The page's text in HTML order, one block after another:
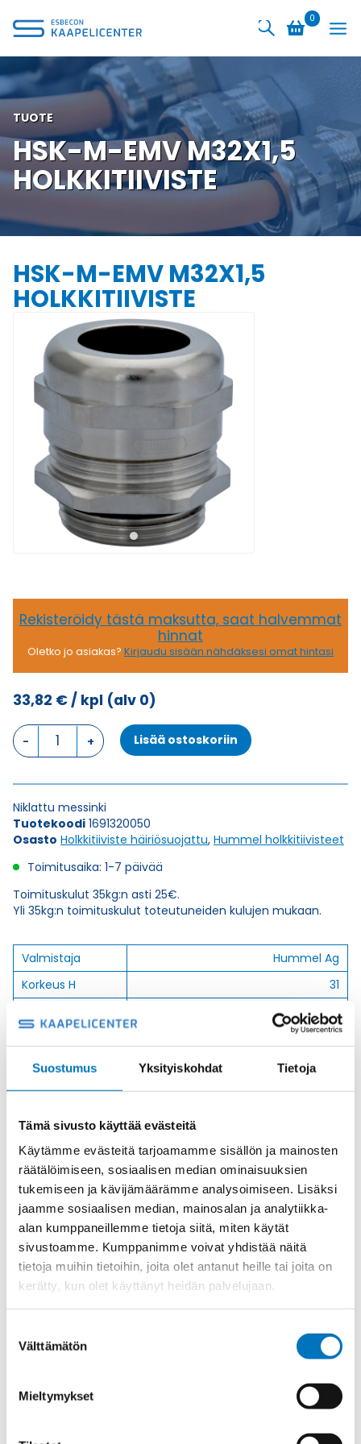
Suostumus Yksityiskohdat Tietoja
Tämä sivusto käyttää evästeitä
Käytämme evästeitä tarjoamamme sisällön ja mainosten
räätälöimiseen, sosiaalisen median ominaisuuksien
tukemiseen ja kävijämäärämme analysoimiseen. Lisäksi
jaamme sosiaalisen median, mainosalan ja analytiikka-
alan kumppaneillemme tietoja siitä, miten käytät
sivustoamme. Kumppanimme voivat yhdistää näitä
tietoja muihin tietoihin, joita olet antanut heille tai joita on
kerätty, kun olet käyttänyt heidän palvelujaan.
valinta
Välttämätön
Mieltymykset
sisältöön
0
TUOTE
HSK-M-EMV M32X1,5
HOLKKITIIVISTE
HSK-M-EMV M32X1,5
HOLKKITIIVISTE
Rekisteröidy tästä maksutta, saat halvemmat
hinnat
Oletko jo asiakas? Kirjaudu sisään nähdäksesi omat hintasi
33,82 €/ kpl (alv 0)
HSK-
M-
M32X1,5
määrä
Lisää ostoskoriin
Niklattu messinki
Tuotekoodi 1691320050
Osasto Holkkitiiviste häiriösuojattu, Hummel holkkitiivisteet
Toimitusaika: 1-7 päivää
Toimituskulut 35kg:n asti 25€.
Yli 35kg:n toimituskulut toteutuneiden kulujen mukaan.
Valmistaja
Hummel Ag
Korkeus H
31
Gl
8
Kierre
Ulkokierre Ag
Normen
RoHS;M
Min [C]
-40
Max [C]
Käyttölämpötila
'-40°C to +100°C
O-Rengas
Avaimenkuva 1
40
Setrifikaatti
Logot
CE;VDE;UL;CSA;DNV-
GL;NEMA;Bahnzulassung;cUL
18